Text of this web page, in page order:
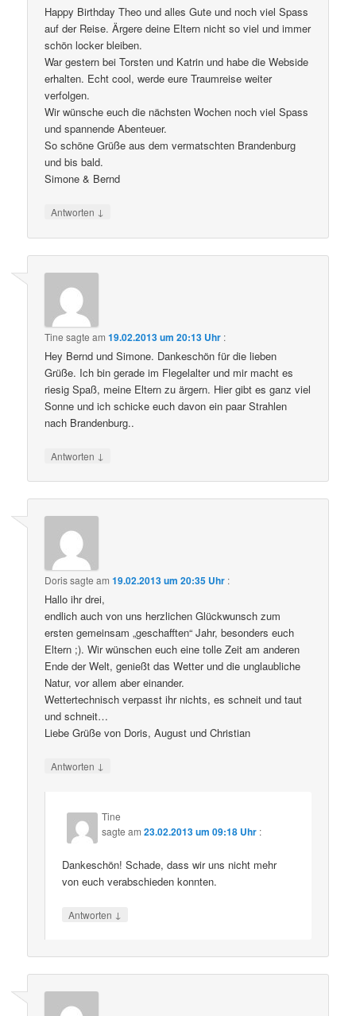
Happy Birthday Theo und alles Gute und noch viel Spass
auf der Reise. Ärgere deine Eltern nicht so viel und immer
schön locker bleiben.
War gestern bei Torsten und Katrin und habe die Webside
erhalten. Echt cool, werde eure Traumreise weiter
verfolgen.
Wir wünsche euch die nächsten Wochen noch viel Spass
und spannende Abenteuer.
So schöne Grüße aus dem vermatschten Brandenburg
und bis bald.
Simone & Bernd
Antworten ↓
Tine sagte am19.02.2013 um 20:13 Uhr :
Hey Bernd und Simone. Dankeschön für die lieben
Grüße. Ich bin gerade im Flegelalter und mir macht es
riesig Spaß, meine Eltern zu ärgern. Hier gibt es ganz viel
Sonne und ich schicke euch davon ein paar Strahlen
nach Brandenburg..
Antworten ↓
Dorissagte am19.02.2013 um 20:35 Uhr :
Hallo ihr drei,
endlich auch von uns herzlichen Glückwunsch zum
ersten gemeinsam „geschafften“ Jahr, besonders euch
Eltern ;). Wir wünschen euch eine tolle Zeit am anderen
Ende der Welt, genießt das Wetter und die unglaubliche
Natur, vor allem aber einander.
Wettertechnisch verpasst ihr nichts, es schneit und taut
und schneit…
Liebe Grüße von Doris, August und Christian
Antworten ↓
Tine
sagte am23.02.2013 um 09:18 Uhr :
Dankeschön! Schade, dass wir uns nicht mehr
von euch verabschieden konnten.
Antworten ↓